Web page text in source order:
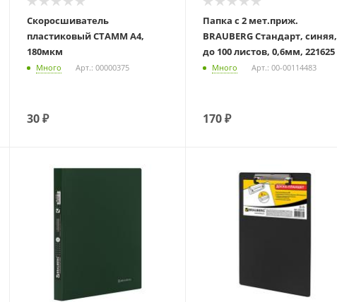
Скоросшиватель
пластиковый СТАММ А4,
180мкм
Много Арт.: 00000375
30₽
Папка с 2 мет.приж.
BRAUBERG Стандарт, синяя,
до 100 листов, 0,6мм, 221625
Много Арт.: 00-00114483
170₽